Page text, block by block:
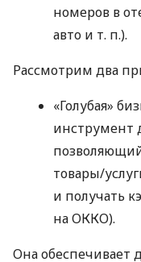
номеров в
авто и т. п.).
Рассмотрим два
«Голубая»
инструмент
товары/
и получать
на ОККО).
Она обеспечивает